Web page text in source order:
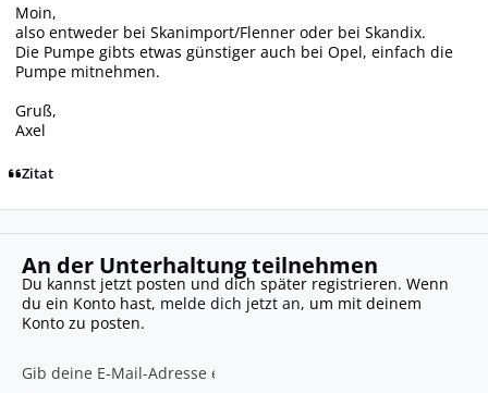
Moin,
also entweder bei Skanimport/Flenner oder bei Skandix.
Die Pumpe gibts etwas günstiger auch bei Opel, einfach die
Pumpe mitnehmen.
Gruß,
Axel
Zitat
An der Unterhaltung teilnehmen
Du kannst jetzt posten und dich später registrieren. Wenn
du ein Konto hast, melde dich jetzt an, um mit deinem
Konto zu posten.